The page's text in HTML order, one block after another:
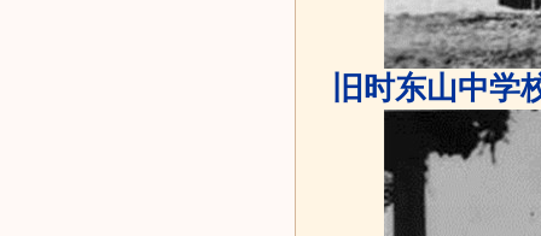
旧时东山中学